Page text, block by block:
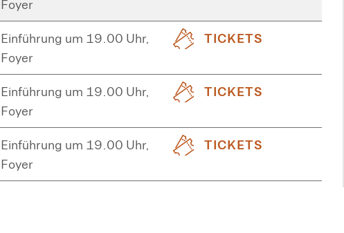
Foyer
Einführung um 19.00 Uhr,
Foyer
TICKETS
Einführung um 19.00 Uhr,
Foyer
TICKETS
Einführung um 19.00 Uhr,
Foyer
TICKETS